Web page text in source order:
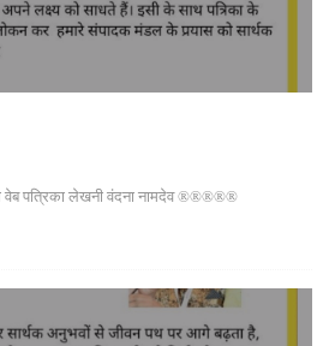
वेब पत्रिका लेखनी वंदना नामदेव ®®®®®